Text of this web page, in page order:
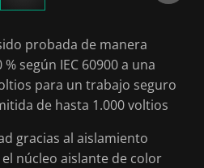
probada de manera
según IEC 60900 a una
para un trabajo seguro
de hasta 1.000 voltios
gracias al aislamiento
núcleo aislante de color